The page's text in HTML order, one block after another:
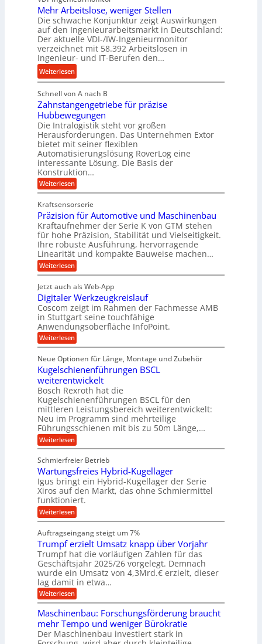
n
d
H
y
d
r
a
l
i
k
i
m
V
e
r
g
e
c
h
d
l
a
n
g
e
b
i
g
e
K
u
g
e
l
g
e
w
i
n
d
e
t
i
e
b
e
f
ü
r
r
a
u
e
U
m
g
e
b
u
n
g
e
n
o
n
e
s
s
t
e
g
e
r
t
U
m
s
a
t
u
n
d
A
u
f
t
r
a
g
s
e
i
g
a
n
g
Mehr Arbeitslose, weniger Stellen
Die schwache Konjunktur zeigt Auswirkungen
auf den Ingenieurarbeitsmarkt in Deutschland:
Der aktuelle VDI-/IW-Ingenieurmonitor
verzeichnet mit 58.392 Arbeitslosen in
Ingenieur- und IT-Berufen den…
Weiterlesen:
M
e
h
r
A
r
b
e
i
t
s
l
o
s
e
,
w
e
n
i
g
e
r
S
t
e
l
l
e
n
Schnell von A nach B
Zahnstangengetriebe für präzise
Hubbewegungen
Die Intralogistik steht vor großen
Herausforderungen. Das Unternehmen Extor
bietet mit seiner flexiblen
Automatisierungslösung RoverLog eine
interessante Lösung. Die Basis der
Konstruktion…
Weiterlesen:
Z
h
n
s
t
a
n
g
e
n
e
t
r
i
e
b
e
f
r
p
r
ä
z
i
s
e
H
u
b
e
w
e
g
u
n
g
e
Kraftsensorserie
Präzision für Automotive und Maschinenbau
Kraftaufnehmer der Serie K von GTM stehen
für hohe Präzision, Stabilität und Vielseitigkeit.
Ihre robuste Ausführung, hervorragende
Linearität und kompakte Bauweise machen…
Weiterlesen:
P
ä
z
i
s
i
o
n
f
r
A
u
t
o
m
o
t
i
v
e
n
d
M
a
s
c
h
i
e
n
b
a
u
Jetzt auch als Web-App
Digitaler Werkzeugkreislauf
Coscom zeigt im Rahmen der Fachmesse AMB
in Stuttgart seine touchfähige
Anwendungsoberfläche InfoPoint.
Weiterlesen:
D
g
i
t
a
l
e
r
W
e
r
k
z
e
u
g
k
r
e
i
s
a
u
f
Neue Optionen für Länge, Montage und Zubehör
Kugelschienenführungen BSCL
weiterentwickelt
Bosch Rexroth hat die
Kugelschienenführungen BSCL für den
mittleren Leistungsbereich weiterentwickelt:
Neu im Programm sind mehrteilige
Führungsschienen mit bis zu 50m Länge,…
Weiterlesen:
K
g
e
l
s
c
h
i
e
e
n
f
ü
h
r
u
n
g
e
n
B
S
Schmierfreier Betrieb
Wartungsfreies Hybrid-Kugellager
Igus bringt ein Hybrid-Kugellager der Serie
Xiros auf den Markt, das ohne Schmiermittel
funktioniert.
Weiterlesen:
W
r
t
u
n
g
s
r
e
i
e
s
H
Auftragseingang steigt um 7%
Trumpf erzielt Umsatz knapp über Vorjahr
Trumpf hat die vorläufigen Zahlen für das
Geschäftsjahr 2025/26 vorgelegt. Demnach
wurde ein Umsatz von 4,3Mrd.€ erzielt, dieser
lag damit in etwa…
Weiterlesen:
T
u
m
p
f
Maschinenbau: Forschungsförderung braucht
mehr Tempo und weniger Bürokratie
Der Maschinenbau investiert stark in